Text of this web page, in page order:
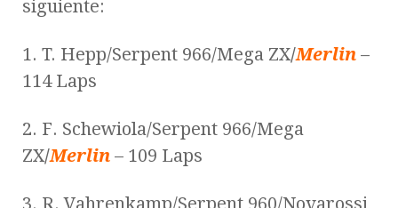
siguiente:
1. T. Hepp/Serpent 966/Mega ZX/Merlin –
114 Laps
2. F. Schewiola/Serpent 966/Mega
ZX/Merlin – 109 Laps
3. R. Vahrenkamp/Serpent 960/Novarossi